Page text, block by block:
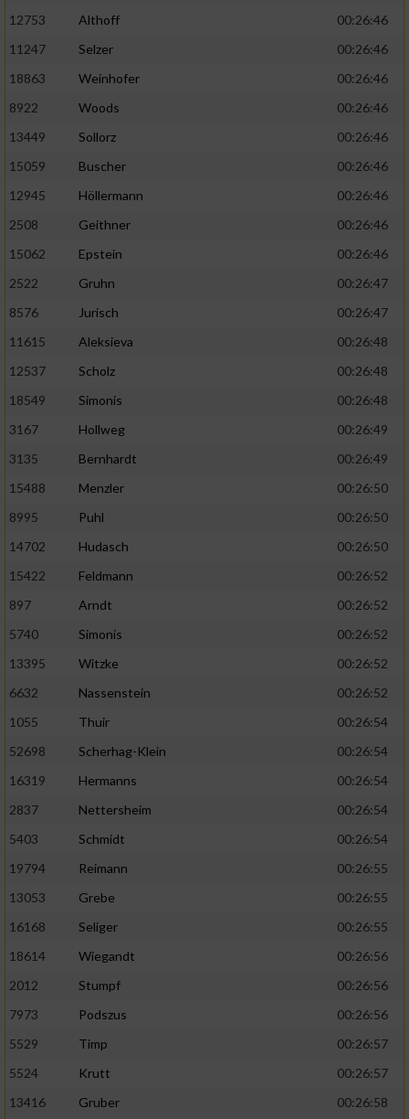
12753
Althoff
00:26:46
11247
Selzer
00:26:46
18863
Weinhofer
00:26:46
8922
Woods
00:26:46
13449
Sollorz
00:26:46
15059
Buscher
00:26:46
12945
Höllermann
00:26:46
2508
Geithner
00:26:46
15062
Epstein
00:26:46
2522
Gruhn
00:26:47
8576
Jurisch
00:26:47
11615
Aleksieva
00:26:48
12537
Scholz
00:26:48
18549
Simonis
00:26:48
3167
Hollweg
00:26:49
3135
Bernhardt
00:26:49
15488
Menzler
00:26:50
8995
Puhl
00:26:50
14702
Hudasch
00:26:50
15422
Feldmann
00:26:52
897
Arndt
00:26:52
5740
Simonis
00:26:52
13395
Witzke
00:26:52
6632
Nassenstein
00:26:52
1055
Thuir
00:26:54
52698
Scherhag-Klein
00:26:54
16319
Hermanns
00:26:54
2837
Nettersheim
00:26:54
5403
Schmidt
00:26:54
19794
Reimann
00:26:55
13053
Grebe
00:26:55
16168
Seliger
00:26:55
18614
Wiegandt
00:26:56
2012
Stumpf
00:26:56
7973
Podszus
00:26:56
5529
Timp
00:26:57
5524
Krutt
00:26:57
13416
Gruber
00:26:58